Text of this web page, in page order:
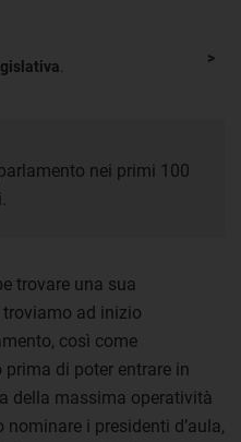
nei primi 100
trovare una sua
ad inizio
così come
prima di poter entrare in
della massima operatività
i presidenti d’aula,